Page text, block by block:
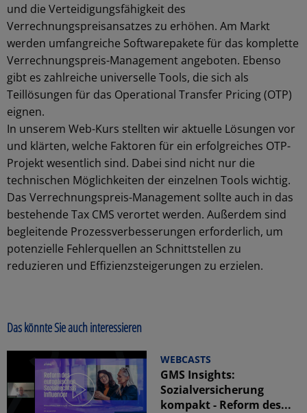
und die Verteidigungsfähigkeit des
Verrechnungspreisansatzes zu erhöhen. Am Markt
werden umfangreiche Softwarepakete für das komplette
Verrechnungspreis-Management angeboten. Ebenso
gibt es zahlreiche universelle Tools, die sich als
Teillösungen für das Operational Transfer Pricing (OTP)
eignen.
In unserem Web-Kurs stellten wir aktuelle Lösungen vor
und klärten, welche Faktoren für ein erfolgreiches OTP-
Projekt wesentlich sind. Dabei sind nicht nur die
technischen Möglichkeiten der einzelnen Tools wichtig.
Das Verrechnungspreis-Management sollte auch in das
bestehende Tax CMS verortet werden. Außerdem sind
begleitende Prozessverbesserungen erforderlich, um
potenzielle Fehlerquellen an Schnittstellen zu
reduzieren und Effizienzsteigerungen zu erzielen.
Das könnte Sie auch interessieren
WEBCASTS
GMS Insights:
Sozialversicherung
kompakt - Reform des...